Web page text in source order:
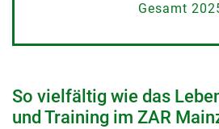
Gesamt
So vielfältig wie das
und Training im ZAR